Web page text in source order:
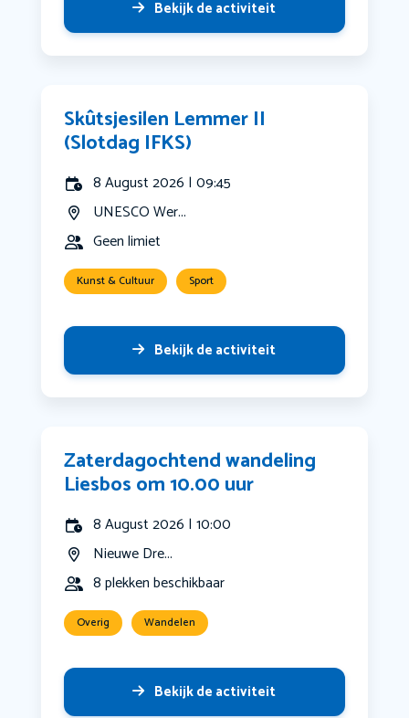
Bekijk de activiteit
Skûtsjesilen Lemmer II
(Slotdag IFKS)
8 August 2026 | 09:45
UNESCO Wer...
Geen limiet
Kunst & Cultuur Sport
Bekijk de activiteit
Zaterdagochtend wandeling
Liesbos om 10.00 uur
8 August 2026 | 10:00
Nieuwe Dre...
8 plekken beschikbaar
Overig Wandelen
Bekijk de activiteit